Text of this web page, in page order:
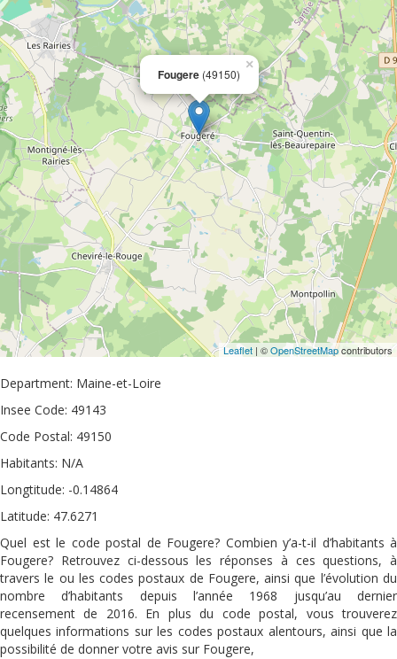
Fougere (49150)
×
Leaflet | ©OpenStreetMapcontributors
Department: Maine-et-Loire
Insee Code: 49143
Code Postal: 49150
Habitants: N/A
Longtitude: -0.14864
Latitude: 47.6271
Quel est le code postal de Fougere? Combien y’a-t-il d’habitants à
Fougere? Retrouvez ci-dessous les réponses à ces questions, à
travers le ou les codes postaux de Fougere, ainsi que l’évolution du
nombre d’habitants depuis l’année 1968 jusqu’au dernier
recensement de 2016. En plus du code postal, vous trouverez
quelques informations sur les codes postaux alentours, ainsi que la
possibilité de donner votre avis sur Fougere,